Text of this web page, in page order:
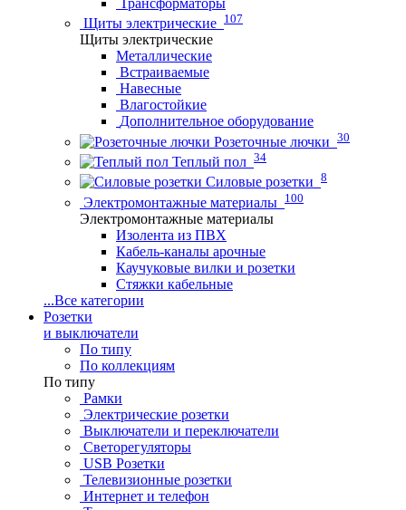
Трансформаторы
Щиты электрические 107
Щиты электрические
Металлические
Встраиваемые
Навесные
Влагостойкие
Дополнительное оборудование
Розеточные лючки 30
Теплый пол 34
Силовые розетки 8
Электромонтажные материалы 100
Электромонтажные материалы
Изолента из ПВХ
Кабель-каналы арочные
Каучуковые вилки и розетки
Стяжки кабельные
...Все категории
Розетки
и выключатели
По типу
По коллекциям
По типу
Рамки
Электрические розетки
Выключатели и переключатели
Светорегуляторы
USB Розетки
Телевизионные розетки
Интернет и телефон